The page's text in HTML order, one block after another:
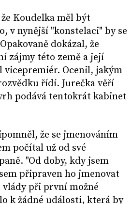
Koudelka měl být
v nynější "konstelaci" by se
dokázal, že
zájmy této země a její
vicepremiér. Ocenil, jakým
řídí. Jurečka věří
podává tentokrát kabinet
že se jmenováním
počítal už od své
"Od doby, kdy jsem
připraven ho jmenovat
vlády při první možné
k žádné události, která by